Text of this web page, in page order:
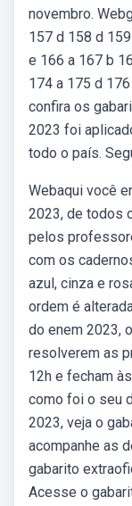
novembro.
157 d 158 d
e 166 a 167 b
174 a 175 d
confira os
2023 foi
todo o país.
Webaqui você
2023, de todos
pelos
com os
azul, cinza e
ordem é
do enem 2023,
resolverem as
12h e fecham
como foi o seu
2023, veja o
acompanhe as
gabarito
Acesse o